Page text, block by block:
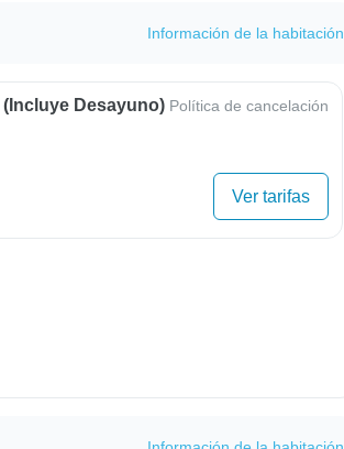
Información de la habitación
Desayuno) Política de cancelación
Ver tarifas